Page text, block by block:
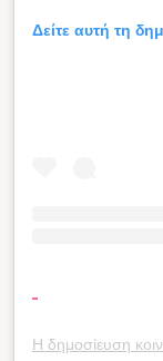
Δείτε αυτή τη